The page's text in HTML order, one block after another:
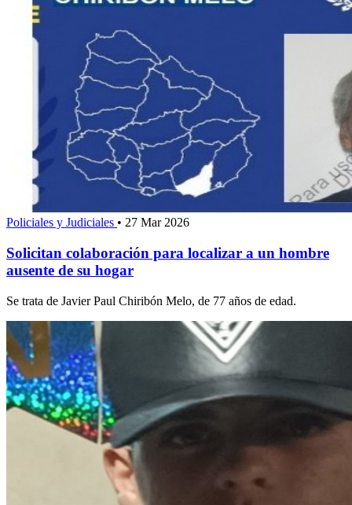
Policiales y Judiciales • 27 Mar 2026
Solicitan colaboración para localizar a un hombre
ausente de su hogar
Se trata de Javier Paul Chiribón Melo, de 77 años de edad.